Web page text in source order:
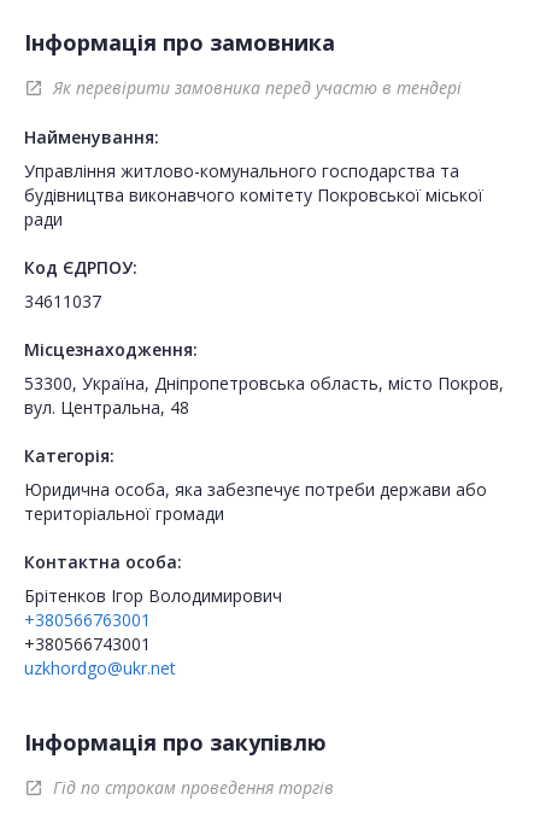
Інформація про замовника
open_in_new Як перевірити замовника перед участю в тендері
Найменування:
Управління житлово-комунального господарства та
будівництва виконавчого комітету Покровської міської
ради
Код ЄДРПОУ:
34611037
Місцезнаходження:
53300, Україна, Дніпропетровська область, місто Покров,
вул. Центральна, 48
Категорія:
Юридична особа, яка забезпечує потреби держави або
територіальної громади
Контактна особа:
Брітенков Ігор Володимирович
+380566763001
+380566743001
uzkhordgo@ukr.net
Інформація про закупівлю
open_in_new Гід по строкам проведення торгів